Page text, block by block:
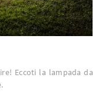
Eccoti la lampada da